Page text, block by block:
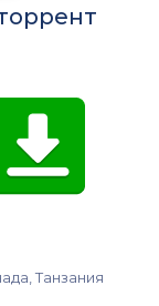
Танзания